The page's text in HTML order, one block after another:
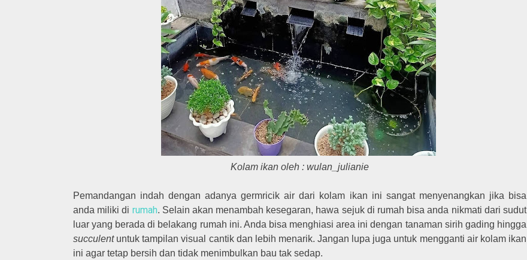
Kolam ikan oleh : wulan_julianie
Pemandangan indah dengan adanya germricik air dari kolam ikan ini sangat menyenangkan jika bisa
anda miliki di rumah. Selain akan menambah kesegaran, hawa sejuk di rumah bisa anda nikmati dari sudut
luar yang berada di belakang rumah ini. Anda bisa menghiasi area ini dengan tanaman sirih gading hingga
succulent untuk tampilan visual cantik dan lebih menarik. Jangan lupa juga untuk mengganti air kolam ikan
ini agar tetap bersih dan tidak menimbulkan bau tak sedap.